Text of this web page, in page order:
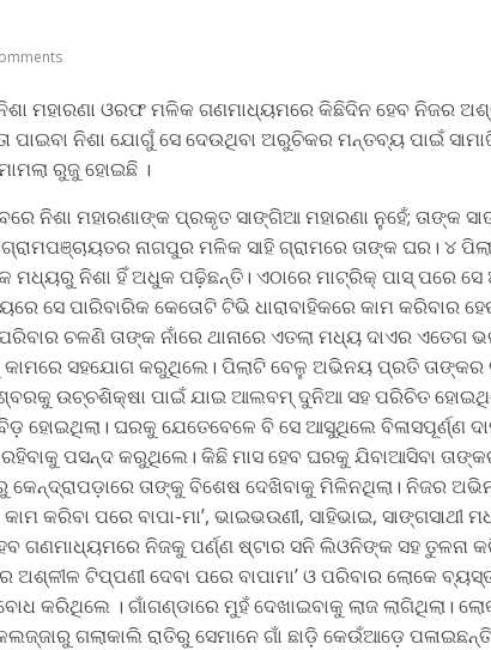
ମହାରଣା ଓରଫ ମଳିକ ଗଣମାଧ୍ୟମରେ କିଛିଦିନ ହେବ ନିଜର
ପାଇବା ନିଶା ଯୋଗୁଁ ସେ ଦେଉଥିବା ଅରୁଚିକର ମନ୍ତବ୍ୟ ପାଇଁ
ରୁଜୁ ହୋଇଛି ।
ନିଶା ମହାରଣାଙ୍କ ପ୍ରକୃତ ସାଙ୍ଗିଆ ମହାରଣା ନୁହେଁ; ତାଙ୍କ
ନାଗପୁର ମଳିକ ସାହି ଗ୍ରାମରେ ତାଙ୍କ ଘର। ୪
ମଧ୍ୟରୁ ନିଶା ହିଁ ଅଧୁକ ପଢ଼ିଛନ୍ତି। ଏଠାରେ ମାଟ୍ରିକ୍ ପାସ୍ ପରେ
ସେ ପାରିବାରିକ କେତୋଟି ଟିଭି ଧାରାବାହିକରେ କାମ କରିବାର
ଚଳଣି ତାଙ୍କ ନାଁରେ ଥାନାରେ ଏତଲା ମଧ୍ୟ ଦାଏର ଏତେଗ
ସହଯୋଗ କରୁଥିଲେ। ପିଲାଟି ବେଳୁ ଅଭିନୟ ପ୍ରତି ତାଙ୍କର
ଉଚ୍ଚଶିକ୍ଷା ପାଇଁ ଯାଇ ଆଲବମ୍ ଦୁନିଆ ସହ ପରିଚିତ
ହୋଇଥିଲା। ଘରକୁ ଯେତେବେଳେ ବି ସେ ଆସୁଥିଲେ ବିଳାସପୂର୍ଣ୍ଣ
ପସନ୍ଦ କରୁଥିଲେ। କିଛି ମାସ ହେବ ଘରକୁ ଯିବାଆସିବା
ତାଙ୍କୁ ବିଶେଷ ଦେଖିବାକୁ ମିଳିନଥିଲା। ନିଜର
କରିବା ପରେ ବାପା-ମା’, ଭାଇଭଉଣୀ, ସାହିଭାଇ, ସାଙ୍ଗସାଥୀ
ଗଣମାଧ୍ୟମରେ ନିଜକୁ ପର୍ଣ୍ଣ ଷ୍ଟାର ସନି ଲିଓନିଙ୍କ ସହ ତୁଳନା
ଅଶ୍ଳୀଳ ଟିପ୍ପଣୀ ଦେବା ପରେ ବାପାମା’ ଓ ପରିବାର ଲୋକେ
। ଗାଁଗଣ୍ଡାରେ ମୁହଁ ଦେଖାଇବାକୁ ଲାଜ ଲାଗିଥିଲା।
ଗଲାକାଲି ରାତିରୁ ସେମାନେ ଗାଁ ଛାଡ଼ି କେଉଁଆଡ଼େ